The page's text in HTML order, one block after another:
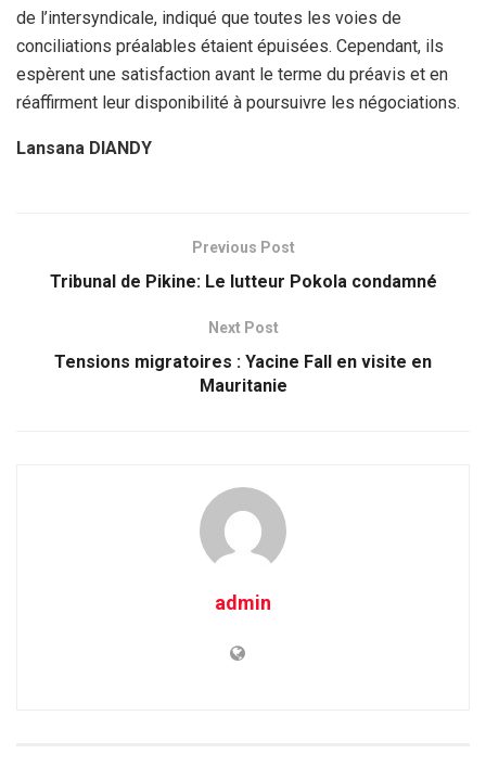
de l’intersyndicale, indiqué que toutes les voies de
conciliations préalables étaient épuisées. Cependant, ils
espèrent une satisfaction avant le terme du préavis et en
réaffirment leur disponibilité à poursuivre les négociations.
Lansana DIANDY
Previous Post
Tribunal de Pikine: Le lutteur Pokola condamné
Next Post
Tensions migratoires : Yacine Fall en visite en
Mauritanie
admin